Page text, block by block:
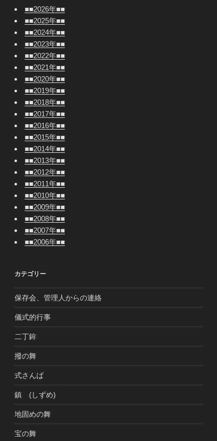
■■2026年■■
■■2025年■■
■■2024年■■
■■2023年■■
■■2022年■■
■■2021年■■
■■2020年■■
■■2019年■■
■■2018年■■
■■2017年■■
■■2016年■■
■■2015年■■
■■2014年■■
■■2013年■■
■■2012年■■
■■2011年■■
■■2010年■■
■■2009年■■
■■2008年■■
■■2007年■■
■■2006年■■
カテゴリー
保存会、管理人からの連絡
儀式的行事
二丁鉾
撥の舞
式さんば
鎮 (しずめ)
地固めの舞
宝の舞